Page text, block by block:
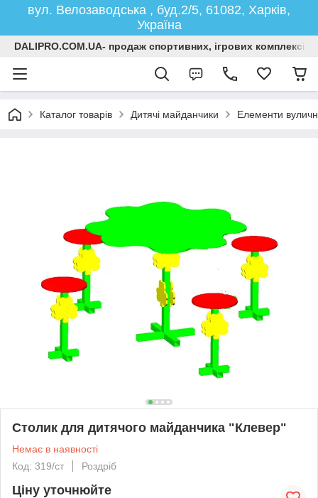
вул. Велозаводська , буд.2/5, 61082, Харків,
Україна
DALIPRO.COM.UA- продаж спортивних, ігрових
Каталог товарів Дитячі майданчики Елементи
Столик для дитячого майданчика "Клевер"
Немає в наявності
Код: 319/ст
Роздріб
Ціну уточнюйте